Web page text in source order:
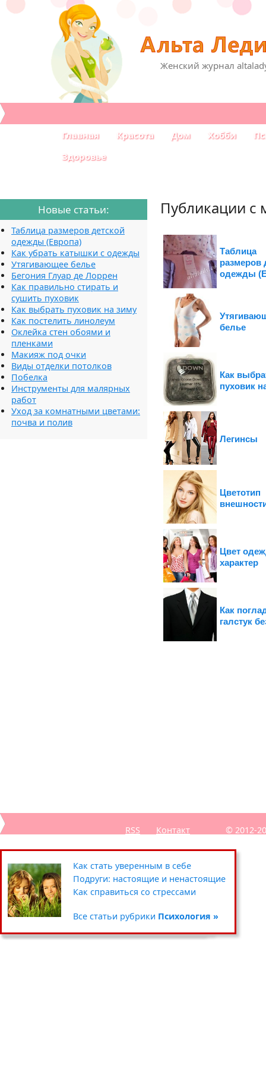
Женский журнал
Главная Красота Дом Хобби
Здоровье
Публикации с
Таблица
размеров
одежды
белье
Как
пуховик
Легинсы
Цветотип
Цвет
характер
Как
галстук
Новые статьи:
Таблица размеров детской
одежды (Европа)
Как убрать катышки с одежды
Утягивающее белье
Бегония Глуар де Лоррен
Как правильно стирать и
сушить пуховик
Как выбрать пуховик на зиму
Как постелить линолеум
Оклейка стен обоями и
пленками
Макияж под очки
Виды отделки потолков
Побелка
Инструменты для малярных
работ
Уход за комнатными цветами:
почва и полив
RSS Контакт © 2012-
Секреты похудения звёзд
Уход за кожей вокруг глаз
Умываемся правильно
Все статьи рубрики Красота »
Полезные советы: кухня
Чистка и хранение одежды
Цветочные горшки и кашпо
Все статьи рубрики Дом »
Путешествия
Сад-огород
Хенд мейд
Все статьи рубрики Хобби »
Как стать уверенным в себе
Подруги: настоящие и ненастоящие
Как справиться со стрессами
Все статьи рубрики Психология »